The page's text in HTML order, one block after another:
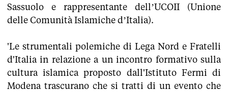
Sassuolo e rappresentante dell’UCOII (Unione
delle Comunità Islamiche d’Italia).
'Le strumentali polemiche di Lega Nord e Fratelli
d'Italia in relazione a un incontro formativo sulla
cultura islamica proposto dall'Istituto Fermi di
Modena trascurano che si tratti di un evento che